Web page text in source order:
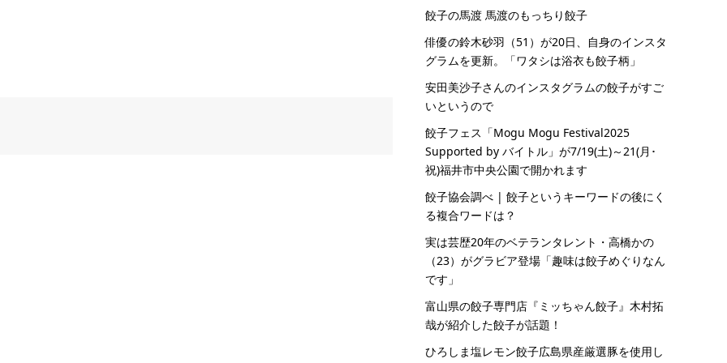
餃子の馬渡 馬渡のもっちり餃子
俳優の鈴木砂羽（51）が20日、自身のインスタ
グラムを更新。「ワタシは浴衣も餃子柄」
安田美沙子さんのインスタグラムの餃子がすご
いというので
餃子フェス「Mogu Mogu Festival2025
Supported by バイトル」が7/19(土)～21(月･
祝)福井市中央公園で開かれます
餃子協会調べ | 餃子というキーワードの後にく
る複合ワードは？
実は芸歴20年のベテランタレント・高橋かの
（23）がグラビア登場「趣味は餃子めぐりなん
です」
富山県の餃子専門店『ミッちゃん餃子』木村拓
哉が紹介した餃子が話題！
ひろしま塩レモン餃子広島県産厳選豚を使用し